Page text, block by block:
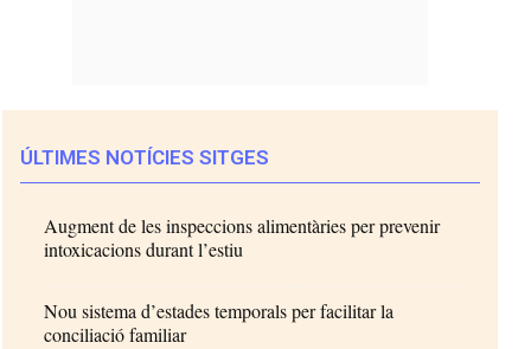
ÚLTIMES NOTÍCIES SITGES
Augment de les inspeccions alimentàries per prevenir
intoxicacions durant l’estiu
Nou sistema d’estades temporals per facilitar la
conciliació familiar